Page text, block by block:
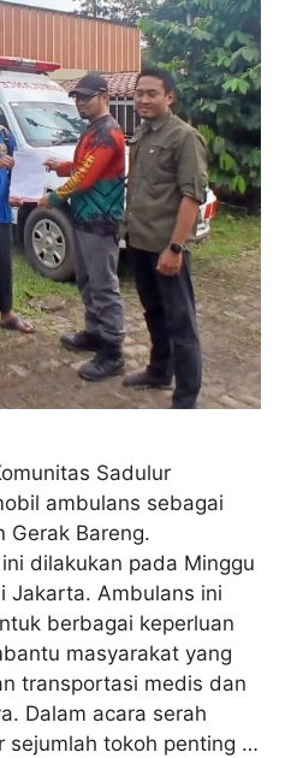
Sadulur
ambulans sebagai
Gerak Bareng.
dilakukan pada Minggu
Jakarta. Ambulans ini
berbagai keperluan
masyarakat yang
transportasi medis dan
Dalam acara serah
sejumlah tokoh penting …